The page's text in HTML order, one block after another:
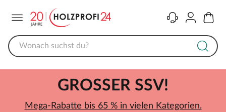
KontaktKonto
GROSSER SSV!
Mega-Rabatte bis 65 % in vielen Kategorien.